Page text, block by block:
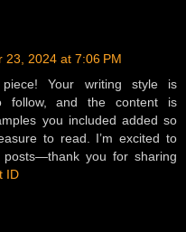
23, 2024 at 7:06 PM
Your writing style is
follow, and the content is
you included added so
to read. I’m excited to
you for sharing
ID